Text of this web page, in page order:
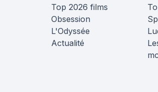
Top 2026 films
Obsession
L'Odyssée
Actualité